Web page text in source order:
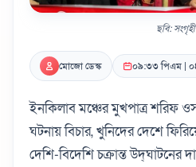
ছবি:
মোজো ডেস্ক ০৯:৩৩ পিএম |
ইনকিলাব মঞ্চের মুখপাত্র শরিফ
ঘটনায় বিচার, খুনিদের দেশে
দেশি-বিদেশি চক্রান্ত উদ্‌ঘাটনের